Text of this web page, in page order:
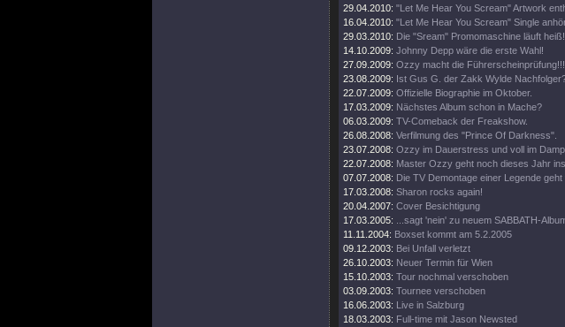
29.04.2010: "Let Me Hear You Scream" Artwork
16.04.2010: "Let Me Hear You Scream" Single
29.03.2010: Die "Sream" Promomaschine läuft heiß!
14.10.2009: Johnny Depp wäre die erste Wahl!
27.09.2009: Ozzy macht die Führerscheinprüfung!!!
23.08.2009: Ist Gus G. der Zakk Wylde
22.07.2009: Offizielle Biographie im Oktober.
17.03.2009: Nächstes Album schon in Mache?
06.03.2009: TV-Comeback der Freakshow.
26.08.2008: Verfilmung des "Prince Of Darkness".
23.07.2008: Ozzy im Dauerstress und voll im
22.07.2008: Master Ozzy geht noch dieses Jahr ins
07.07.2008: Die TV Demontage einer Legende geht
17.03.2008: Sharon rocks again!
20.04.2007: Cover Besichtigung
17.03.2005:
...sagt 'nein' zu neuem SABBATH-
11.11.2004: Boxset kommt am 5.2.2005
09.12.2003: Bei Unfall verletzt
26.10.2003: Neuer Termin für Wien
15.10.2003: Tour nochmal verschoben
03.09.2003: Tournee verschoben
16.06.2003: Live in Salzburg
18.03.2003: Full-time mit Jason Newsted